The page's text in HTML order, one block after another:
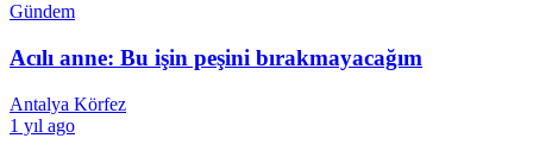
Gündem
Acılı anne: Bu işin peşini bırakmayacağım
Antalya Körfez
1 yıl ago